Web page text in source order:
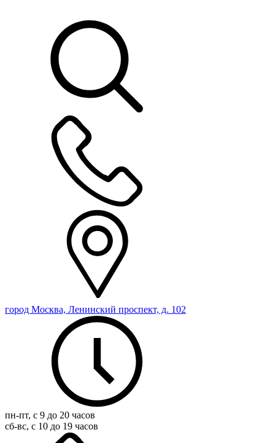
город Москва, Ленинский проспект, д. 102
пн-пт, с 9 до 20 часов
сб-вс, с 10 до 19 часов